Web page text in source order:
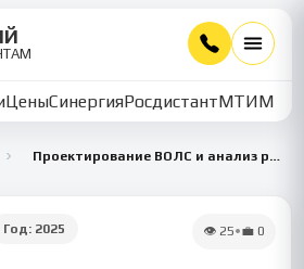
ЦеныСинергияРосдистантМТИММУ
Проектирование ВОЛС и анализ рефлектограмм
Год: 2025 👁 25•💼 0